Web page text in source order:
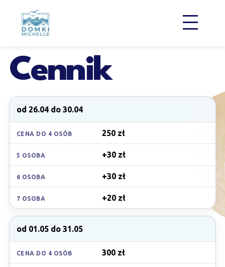
Cennik
od 26.04 do 30.04
CENA DO 4 OSÓB 250 zł
5 OSOBA +30 zł
6 OSOBA +30 zł
7 OSOBA +20 zł
od 01.05 do 31.05
CENA DO 4 OSÓB 300 zł